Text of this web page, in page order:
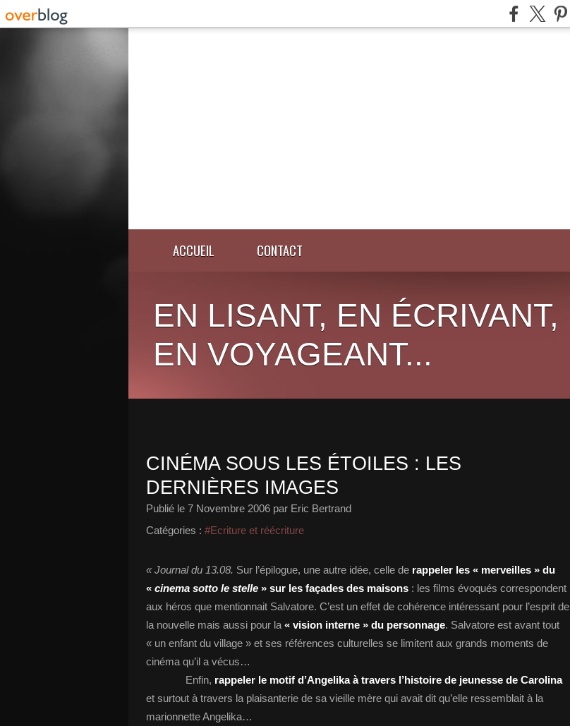
ACCUEIL CONTACT
EN LISANT, EN ÉCRIVANT,
EN VOYAGEANT...
CINÉMA SOUS LES ÉTOILES : LES
DERNIÈRES IMAGES
Publié le 7 Novembre 2006 par Eric Bertrand
Catégories : #Ecriture et réécriture
« Journal du 13.08. Sur l’épilogue, une autre idée, celle de rappeler les « merveilles » du
« cinema sotto le stelle » sur les façades des maisons : les films évoqués correspondent
aux héros que mentionnait Salvatore. C’est un effet de cohérence intéressant pour l’esprit de
la nouvelle mais aussi pour la « vision interne » du personnage. Salvatore est avant tout
« un enfant du village » et ses références culturelles se limitent aux grands moments de
cinéma qu’il a vécus…
Enfin, rappeler le motif d’Angelika à travers l’histoire de jeunesse de Carolina
et surtout à travers la plaisanterie de sa vieille mère qui avait dit qu’elle ressemblait à la
marionnette Angelika…